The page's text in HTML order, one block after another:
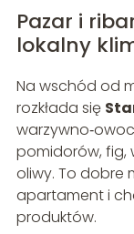
Pazar i
lokalny
Na wschód od
rozkłada się
pomidorów, fig,
oliwy. To dobre
apartament i
produktów.